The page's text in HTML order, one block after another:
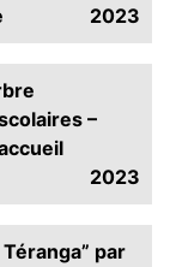
2023
–
2023
par